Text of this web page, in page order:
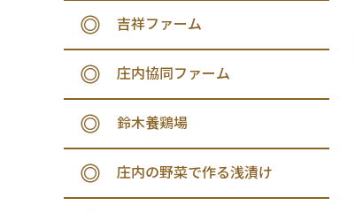
吉祥ファーム
庄内協同ファーム
鈴木養鶏場
庄内の野菜で作る浅漬け